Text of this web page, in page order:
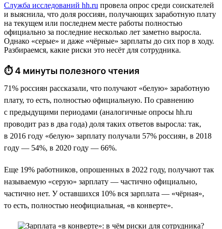
Служба исследований hh.ru провела опрос среди соискателей
и выяснила, что доля россиян, получающих заработную плату
на текущем или последнем месте работы полностью
официально за последние несколько лет заметно выросла.
Однако «серые» и даже «чёрные» зарплаты до сих пор в ходу.
Разбираемся, какие риски это несёт для сотрудника.
⏱ 4 минуты полезного чтения
71% россиян рассказали, что получают «белую» заработную
плату, то есть, полностью официальную. По сравнению
с предыдущими периодами (аналогичные опросы hh.ru
проводит раз в два года) доля таких ответов выросла: так,
в 2016 году «белую» зарплату получали 57% россиян, в 2018
году — 54%, в 2020 году — 66%.
Еще 19% работников, опрошенных в 2022 году, получают так
называемую «серую» зарплату — частично официально,
частично нет. У оставшихся 10% вся зарплата — «чёрная»,
то есть, полностью неофициальная, «в конверте».